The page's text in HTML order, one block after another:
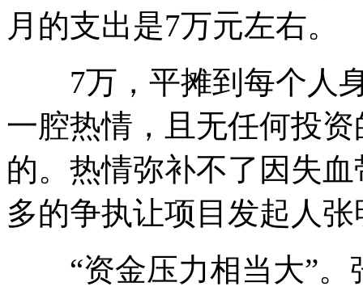
月的支出是7万元左右。
7万，平摊到每个人身
一腔热情，且无任何投
的。热情弥补不了因失
多的争执让项目发起人
“资金压力相当大”。